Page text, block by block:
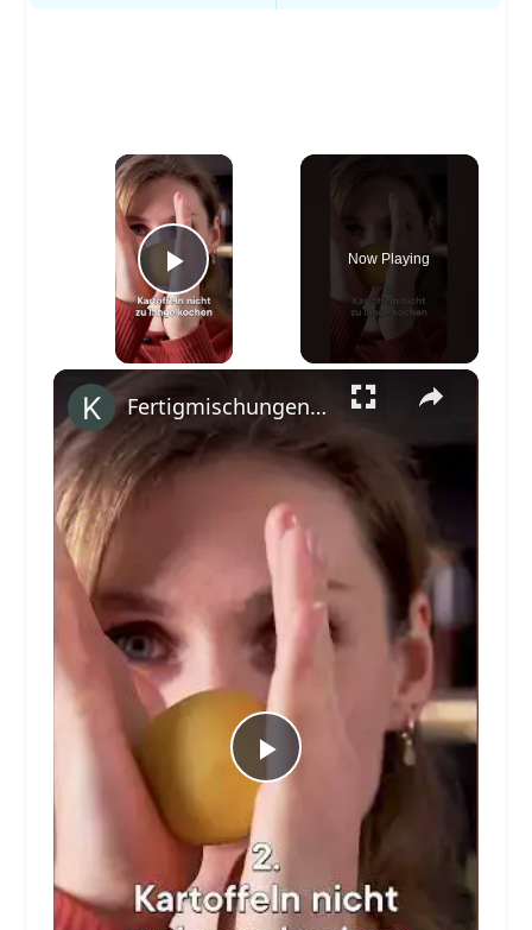
×
Play Video
Now Playing
×
Play
Video
Fertigmischungen adé. Rezept auf kitchenstories.de #siemenshome #shorts